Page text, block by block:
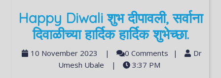
Happy Diwali शुभ दीपावली, सर्वाना
दिवाळीच्या हार्दिक हार्दिक शुभेच्छा.
10 November 2023 | 0 Comments |
Dr
Umesh Ubale
| 3:37 PM